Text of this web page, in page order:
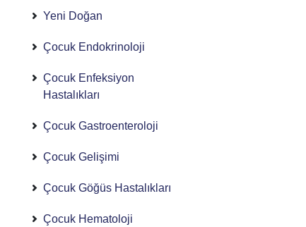
Yeni Doğan
Çocuk Endokrinoloji
Çocuk Enfeksiyon
Hastalıkları
Çocuk Gastroenteroloji
Çocuk Gelişimi
Çocuk Göğüs Hastalıkları
Çocuk Hematoloji